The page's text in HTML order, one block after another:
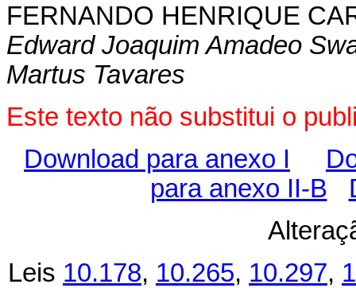
FERNANDO HENRIQUE
Edward Joaquim Amadeo
Martus Tavares
Este texto não substitui o
Download para anexo I
para anexo II-B
Leis 10.178, 10.265, 10.297,